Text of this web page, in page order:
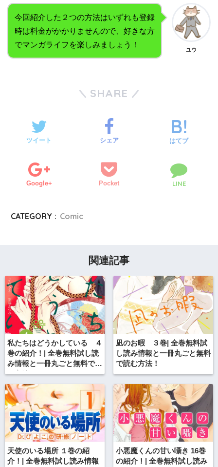
今回紹介した２つの方法はいずれも登録
時は料金がかかりませんので、好きな方
でマンガライフを楽しみましょう！
ユウ
SHARE
ツイート シェア はてブ
Google+ Pocket LINE
CATEGORY : Comic
関連記事
私たちはどうかしている ４
巻の紹介！| 全巻無料試し読
み情報と一冊丸ごと無料で読
む方法も！
凪のお暇 ３巻| 全巻無料試
し読み情報と一冊丸ごと無料
で読む方法！
天使のいる場所 １巻の紹
介！| 全巻無料試し読み情報
小悪魔くんの甘い囁き 16巻
の紹介！| 全巻無料試し読み